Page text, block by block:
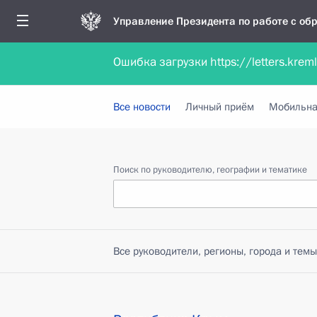
Управление Президента по работе с
Обратиться в форме электронного
Все новости Личный приём
Поиск по руководителю, географии и тематике
Все руководители, регионы, города и темы
Ошибка загрузки https://